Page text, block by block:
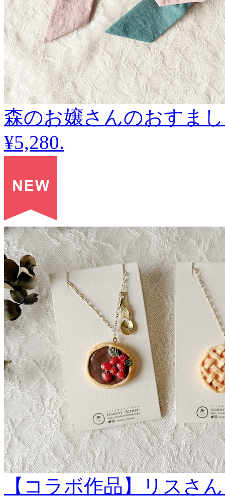
森のお嬢さんのおすま
¥5,280.
【コラボ作品】リスさ